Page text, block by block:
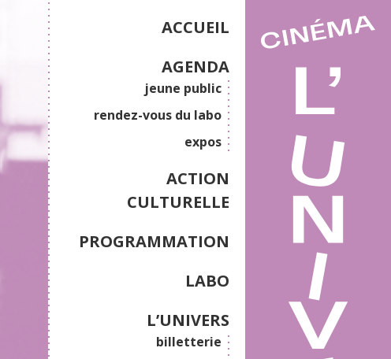
ACCUEIL
AGENDA
jeune public
rendez-vous du labo
expos
ACTION
CULTURELLE
PROGRAMMATION
LABO
L’UNIVERS
billetterie